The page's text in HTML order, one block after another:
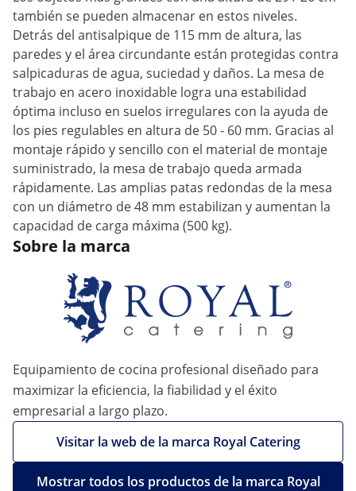
también se pueden almacenar en estos niveles.
Detrás del antisalpique de 115 mm de altura, las
paredes y el área circundante están protegidas contra
salpicaduras de agua, suciedad y daños. La mesa de
trabajo en acero inoxidable logra una estabilidad
óptima incluso en suelos irregulares con la ayuda de
los pies regulables en altura de 50 - 60 mm. Gracias al
montaje rápido y sencillo con el material de montaje
suministrado, la mesa de trabajo queda armada
rápidamente. Las amplias patas redondas de la mesa
con un diámetro de 48 mm estabilizan y aumentan la
capacidad de carga máxima (500 kg).
Sobre la marca
Equipamiento de cocina profesional diseñado para
maximizar la eficiencia, la fiabilidad y el éxito
empresarial a largo plazo.
Visitar la web de la marca Royal Catering
Mostrar todos los productos de la marca Royal